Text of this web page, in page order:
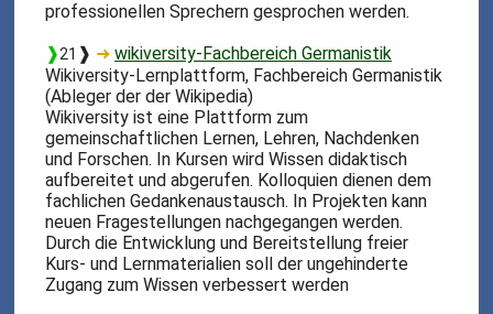
professionellen Sprechern gesprochen werden.
❱21 ❱ ➜wikiversity-Fachbereich Germanistik
Wikiversity-Lernplattform, Fachbereich Germanistik
(Ableger der der Wikipedia)
Wikiversity ist eine Plattform zum
gemeinschaftlichen Lernen, Lehren, Nachdenken
und Forschen. In Kursen wird Wissen didaktisch
aufbereitet und abgerufen. Kolloquien dienen dem
fachlichen Gedankenaustausch. In Projekten kann
neuen Fragestellungen nachgegangen werden.
Durch die Entwicklung und Bereitstellung freier
Kurs- und Lernmaterialien soll der ungehinderte
Zugang zum Wissen verbessert werden